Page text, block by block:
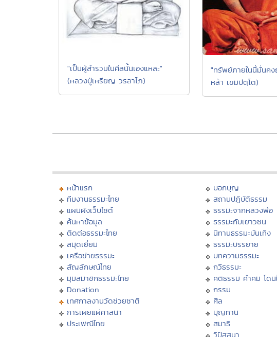
"เป็นผู้สำรวมในศีลนั้นเองแหละ"
(หลวงปู่เหรียญ วรลาโภ)
"ทรัพย์ภายในนี้มั่นค
หล้า เขมปตฺโต)
หน้าแรก
ทีมงานธรรมะไทย
แผนผังเว็บไซต์
ค้นหาข้อมูล
ติดต่อธรรมะไทย
สมุดเยี่ยม
เครือข่ายธรรมะ
สัญลักษณ์ไทย
มุมสมาชิกธรรมะไทย
Donation
เทศกาลงานวัดช่วยชาติ
การเผยแผ่ศาสนา
ประเพณีไทย
บอกบุญ
สถานปฏิบัติธรรม
ธรรมะจากหลวงพ่อ
ธรรมะกับเยาวชน
นิทานธรรมะบันเทิง
ธรรมะบรรยาย
บทความธรรมะ
กวีธรรมะ
คติธรรม คำคม โดน
กรรม
ศีล
บุญทาน
สมาธิ